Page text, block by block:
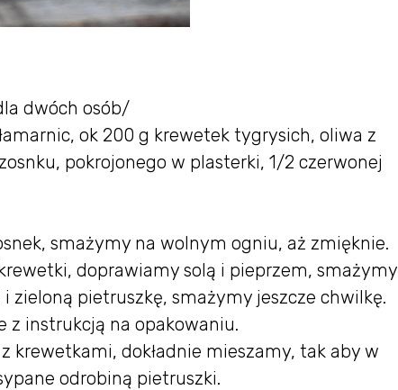
dwóch osób/
ok 200 g krewetek tygrysich, oliwa z
pokrojonego w plasterki, 1/2 czerwonej
smażymy na wolnym ogniu, aż zmięknie.
doprawiamy solą i pieprzem, smażymy
zieloną pietruszkę, smażymy jeszcze chwilkę.
z instrukcją na opakowaniu.
krewetkami, dokładnie mieszamy, tak aby w
odrobiną pietruszki.